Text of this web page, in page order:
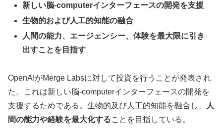
新しい脳-computerインターフェースの開発を支援
生物的および人工的知能の融合
人間の能力、エージェンシー、体験を最大限に引き
出すことを目指す
OpenAIがMerge Labsに対して投資を行うことが発表され
た。これは新しい脳-computerインターフェースの開発を
支援するためである。生物的及び人工的知能を融合し、
人
間の能力や経験を最大化することを目指している。